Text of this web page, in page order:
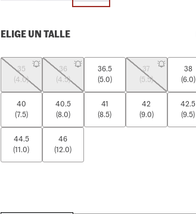
ELIGE UN TALLE
35
(4.0)
36
(4.5)
36.5
(5.0)
37
(5.5)
38
(6.0)
40
(7.5)
40.5
(8.0)
41
(8.5)
42
(9.0)
42.5
(9.5)
44.5
(11.0)
46
(12.0)